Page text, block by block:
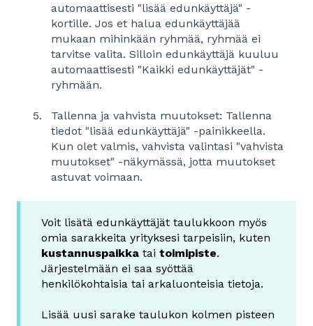
automaattisesti "lisää edunkäyttäjä" -
kortille. Jos et halua edunkäyttäjää
mukaan mihinkään ryhmää, ryhmää ei
tarvitse valita. Silloin edunkäyttäjä kuuluu
automaattisesti "Kaikki edunkäyttäjät" -
ryhmään.
Tallenna ja vahvista muutokset: Tallenna
tiedot "lisää edunkäyttäjä" -painikkeella.
Kun olet valmis, vahvista valintasi "vahvista
muutokset" -näkymässä, jotta muutokset
astuvat voimaan.
Voit lisätä edunkäyttäjät taulukkoon myös
omia sarakkeita yrityksesi tarpeisiin, kuten
kustannuspaikka tai toimipiste.
Järjestelmään ei saa syöttää
henkilökohtaisia tai arkaluonteisia tietoja.
Lisää uusi sarake taulukon kolmen pisteen